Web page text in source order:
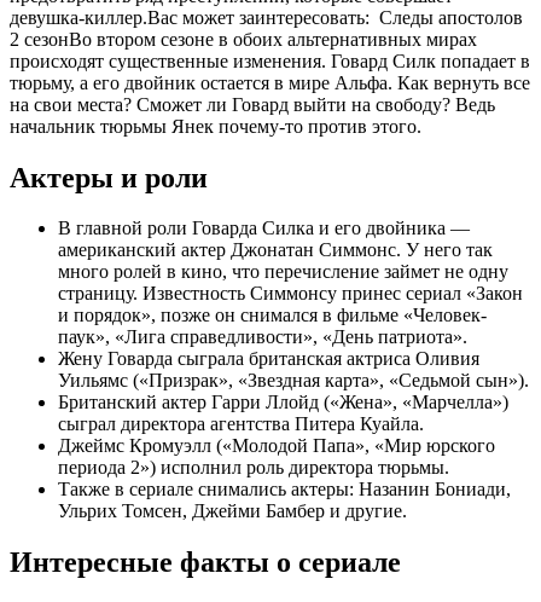
девушка-киллер.Вас может заинтересовать: Следы апостолов
2 сезонВо втором сезоне в обоих альтернативных мирах
происходят существенные изменения. Говард Силк попадает в
тюрьму, а его двойник остается в мире Альфа. Как вернуть все
на свои места? Сможет ли Говард выйти на свободу? Ведь
начальник тюрьмы Янек почему-то против этого.
Актеры и роли
В главной роли Говарда Силка и его двойника —
американский актер Джонатан Симмонс. У него так
много ролей в кино, что перечисление займет не одну
страницу. Известность Симмонсу принес сериал «Закон
и порядок», позже он снимался в фильме «Человек-
паук», «Лига справедливости», «День патриота».
Жену Говарда сыграла британская актриса Оливия
Уильямс («Призрак», «Звездная карта», «Седьмой сын»).
Британский актер Гарри Ллойд («Жена», «Марчелла»)
сыграл директора агентства Питера Куайла.
Джеймс Кромуэлл («Молодой Папа», «Мир юрского
периода 2») исполнил роль директора тюрьмы.
Также в сериале снимались актеры: Назанин Бониади,
Ульрих Томсен, Джейми Бамбер и другие.
Интересные факты о сериале